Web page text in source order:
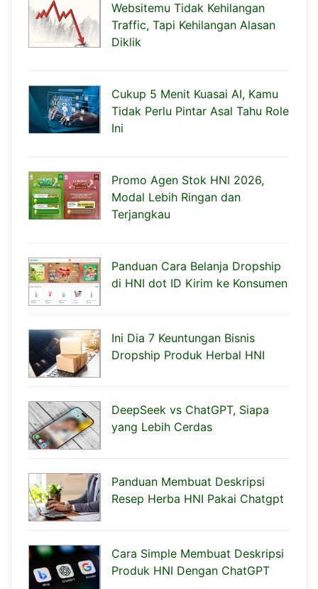
Websitemu Tidak Kehilangan
Traffic, Tapi Kehilangan Alasan
Diklik
Cukup 5 Menit Kuasai AI, Kamu
Tidak Perlu Pintar Asal Tahu Role
Ini
Promo Agen Stok HNI 2026,
Modal Lebih Ringan dan
Terjangkau
Panduan Cara Belanja Dropship
di HNI dot ID Kirim ke Konsumen
Ini Dia 7 Keuntungan Bisnis
Dropship Produk Herbal HNI
DeepSeek vs ChatGPT, Siapa
yang Lebih Cerdas
Panduan Membuat Deskripsi
Resep Herba HNI Pakai Chatgpt
Cara Simple Membuat Deskripsi
Produk HNI Dengan ChatGPT